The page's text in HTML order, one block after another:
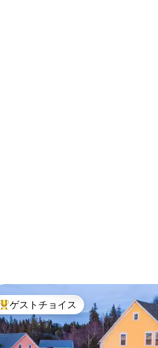
大好評のゲストチョイスです。
ゲストチョイス